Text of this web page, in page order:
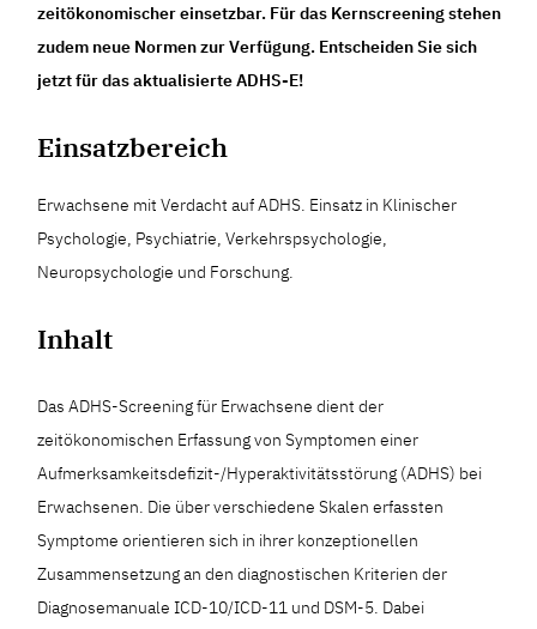
zeitökonomischer einsetzbar. Für das Kernscreening stehen
zudem neue Normen zur Verfügung. Entscheiden Sie sich
jetzt für das aktualisierte ADHS-E!
Einsatzbereich
Erwachsene mit Verdacht auf ADHS. Einsatz in Klinischer
Psychologie, Psychiatrie, Verkehrspsychologie,
Neuropsychologie und Forschung.
Inhalt
Das ADHS-Screening für Erwachsene dient der
zeitökonomischen Erfassung von Symptomen einer
Aufmerksamkeitsdefizit-/Hyperaktivitätsstörung (ADHS) bei
Erwachsenen. Die über verschiedene Skalen erfassten
Symptome orientieren sich in ihrer konzeptionellen
Zusammensetzung an den diagnostischen Kriterien der
Diagnosemanuale ICD-10/ICD-11 und DSM-5. Dabei